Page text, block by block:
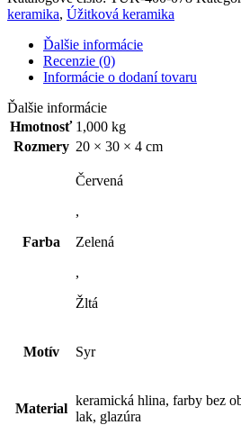
keramika, Úžitková keramika
Ďalšie informácie
Recenzie (0)
Informácie o dodaní tovaru
Ďalšie informácie
Hmotnosť 1,000 kg
Rozmery 20 × 30 × 4 cm
Farba
Červená
,
Zelená
,
Žltá
Motív Syr
Material
keramická hlina, farby bez
lak, glazúra